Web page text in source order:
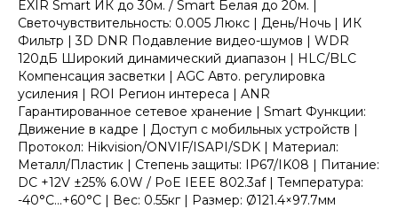
EXIR Smart ИК до 30м. / Smart Белая до 20м. |
Светочувствительность: 0.005 Люкс | День/Ночь | ИК
Фильтр | 3D DNR Подавление видео-шумов | WDR
120дБ Широкий динамический диапазон | HLC/BLC
Компенсация засветки | AGC Авто. регулировка
усиления | ROI Регион интереса | ANR
Гарантированное сетевое хранение | Smart Функции:
Движение в кадре | Доступ с мобильных устройств |
Протокол: Hikvision/ONVIF/ISAPI/SDK | Материал:
Металл/Пластик | Степень защиты: IP67/IK08 | Питание:
DC +12V ±25% 6.0W / PoE IEEE 802.3af | Температура:
-40°C...+60°C | Вес: 0.55кг | Размер: Ø121.4×97.7мм